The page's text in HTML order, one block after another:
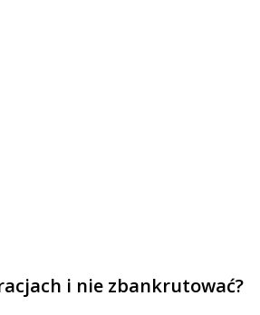
i nie zbankrutować?